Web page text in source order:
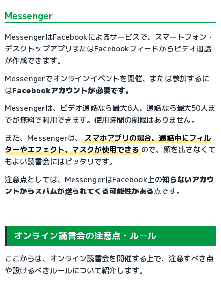
Messenger
MessengerはFacebookによるサービスで、スマートフォン・
デスクトップアプリまたはFacebookフィードからビデオ通話
が作成できます。
Messengerでオンラインイベントを開催、または参加するに
はFacebookアカウントが必要です。
Messengerは、ビデオ通話なら最大6人、通話なら最大50人ま
でが無料で利用できます。使用時間の制限はありません。
また、Messengerは、スマホアプリの場合、通話中にフィル
ターやエフェクト、マスクが使用できるので、顔を出さなくて
もよい読書会にはピッタリです。
注意点としては、MessengerはFacebook上の知らないアカウ
ントからスパムが送られてくる可能性がある点です。
オンライン読書会の注意点・ルール
ここからは、オンライン読書会を開催する上で、注意すべき点
や設けるべきルールについて紹介します。